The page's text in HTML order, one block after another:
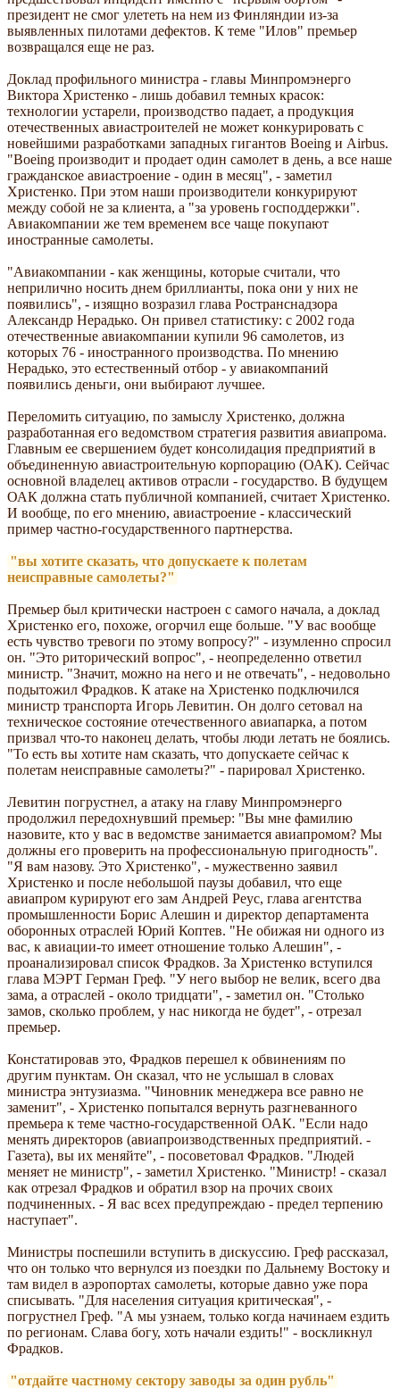
президент не смог улететь на нем из Финляндии из-за
выявленных пилотами дефектов. К теме "Илов" премьер
возвращался еще не раз.
Доклад профильного министра - главы Минпромэнерго
Виктора Христенко - лишь добавил темных красок:
технологии устарели, производство падает, а продукция
отечественных авиастроителей не может конкурировать с
новейшими разработками западных гигантов Boeing и Airbus.
"Boeing производит и продает один самолет в день, а все наше
гражданское авиастроение - один в месяц", - заметил
Христенко. При этом наши производители конкурируют
между собой не за клиента, а "за уровень господдержки".
Авиакомпании же тем временем все чаще покупают
иностранные самолеты.
"Авиакомпании - как женщины, которые считали, что
неприлично носить днем бриллианты, пока они у них не
появились", - изящно возразил глава Ространснадзора
Александр Нерадько. Он привел статистику: с 2002 года
отечественные авиакомпании купили 96 самолетов, из
которых 76 - иностранного производства. По мнению
Нерадько, это естественный отбор - у авиакомпаний
появились деньги, они выбирают лучшее.
Переломить ситуацию, по замыслу Христенко, должна
разработанная его ведомством стратегия развития авиапрома.
Главным ее свершением будет консолидация предприятий в
объединенную авиастроительную корпорацию (ОАК). Сейчас
основной владелец активов отрасли - государство. В будущем
ОАК должна стать публичной компанией, считает Христенко.
И вообще, по его мнению, авиастроение - классический
пример частно-государственного партнерства.
"вы хотите сказать, что допускаете к полетам
неисправные самолеты?"
Премьер был критически настроен с самого начала, а доклад
Христенко его, похоже, огорчил еще больше. "У вас вообще
есть чувство тревоги по этому вопросу?" - изумленно спросил
он. "Это риторический вопрос", - неопределенно ответил
министр. "Значит, можно на него и не отвечать", - недовольно
подытожил Фрадков. К атаке на Христенко подключился
министр транспорта Игорь Левитин. Он долго сетовал на
техническое состояние отечественного авиапарка, а потом
призвал что-то наконец делать, чтобы люди летать не боялись.
"То есть вы хотите нам сказать, что допускаете сейчас к
полетам неисправные самолеты?" - парировал Христенко.
Левитин погрустнел, а атаку на главу Минпромэнерго
продолжил передохнувший премьер: "Вы мне фамилию
назовите, кто у вас в ведомстве занимается авиапромом? Мы
должны его проверить на профессиональную пригодность".
"Я вам назову. Это Христенко", - мужественно заявил
Христенко и после небольшой паузы добавил, что еще
авиапром курируют его зам Андрей Реус, глава агентства
промышленности Борис Алешин и директор департамента
оборонных отраслей Юрий Коптев. "Не обижая ни одного из
вас, к авиации-то имеет отношение только Алешин", -
проанализировал список Фрадков. За Христенко вступился
глава МЭРТ Герман Греф. "У него выбор не велик, всего два
зама, а отраслей - около тридцати", - заметил он. "Столько
замов, сколько проблем, у нас никогда не будет", - отрезал
премьер.
Констатировав это, Фрадков перешел к обвинениям по
другим пунктам. Он сказал, что не услышал в словах
министра энтузиазма. "Чиновник менеджера все равно не
заменит", - Христенко попытался вернуть разгневанного
премьера к теме частно-государственной ОАК. "Если надо
менять директоров (авиапроизводственных предприятий. -
Газета), вы их меняйте", - посоветовал Фрадков. "Людей
меняет не министр", - заметил Христенко. "Министр! - сказал
как отрезал Фрадков и обратил взор на прочих своих
подчиненных. - Я вас всех предупреждаю - предел терпению
наступает".
Министры поспешили вступить в дискуссию. Греф рассказал,
что он только что вернулся из поездки по Дальнему Востоку и
там видел в аэропортах самолеты, которые давно уже пора
списывать. "Для населения ситуация критическая", -
погрустнел Греф. "А мы узнаем, только когда начинаем ездить
по регионам. Слава богу, хоть начали ездить!" - воскликнул
Фрадков.
"отдайте частному сектору заводы за один рубль"